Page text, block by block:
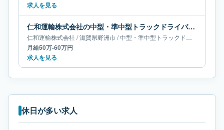
求人を見る
仁和運輸株式会社の中型・準中型トラックドライバー求人｜滋賀県野洲市｜月給50万-60万円
仁和運輸株式会社 /滋賀県野洲市/中型・準中型トラックドライバー
月給50万-60万円
求人を見る
休日が多い求人